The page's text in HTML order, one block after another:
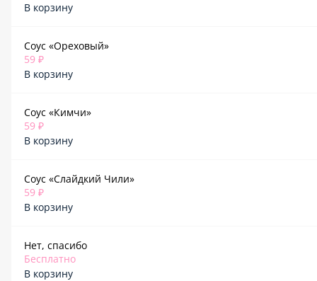
В корзину
Соус «Ореховый»
59 ₽
В корзину
Соус «Кимчи»
59 ₽
В корзину
Соус «Слайдкий Чили»
59 ₽
В корзину
Нет, спасибо
Бесплатно
В корзину